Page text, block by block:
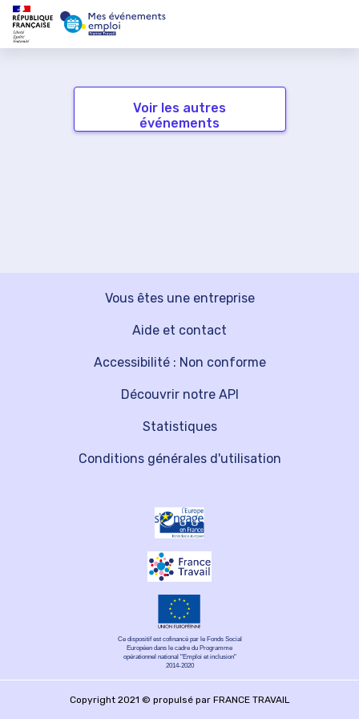
Voir les autres
événements
Vous êtes une entreprise
Découvrir notre API
Aide et contact
Statistiques
Accessibilité : Non conforme
Conditions générales d'utilisation
Ce dispositif est cofinancé par le Fonds Social
Européen dans le cadre du Programme
opérationnel national "Emploi et inclusion"
2014-2020
Copyright 2021 © propulsé par FRANCE TRAVAIL